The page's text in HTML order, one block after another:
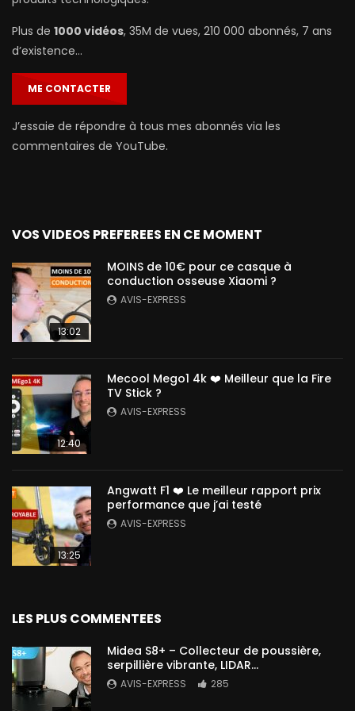
Plus de 1000 vidéos, 35M de vues, 210 000 abonnés, 7 ans
d’existence…
ME CONTACTER
J’essaie de répondre à tous mes abonnés via les
commentaires de YouTube.
VOS VIDEOS PREFEREES EN CE MOMENT
13:02
MOINS de 10€ pour ce casque à
conduction osseuse Xiaomi ?
AVIS-EXPRESS
12:40
Mecool Mego1 4k ❤️ Meilleur que la Fire
TV Stick ?
AVIS-EXPRESS
13:25
Angwatt F1 ❤️ Le meilleur rapport prix
performance que j’ai testé
AVIS-EXPRESS
LES PLUS COMMENTEES
Midea S8+ – Collecteur de poussière,
serpillière vibrante, LIDAR…
AVIS-EXPRESS 285